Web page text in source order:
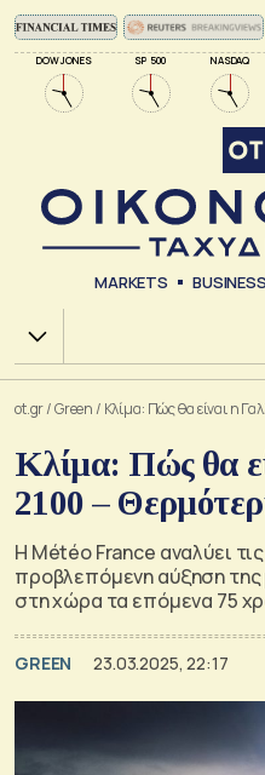
DOW JONES SP 500 NASDAQ
MARKETS BUSINESS
Χ.Α.
ot.gr/Green / Κλίμα: Πώς θα είναι η
Κλίμα: Πώς θα
2100 –
Η Météo France αναλύει
προβλεπόμενη αύξηση
στη χώρα τα επόμενα 75
GREEN 23.03.2025, 22:17